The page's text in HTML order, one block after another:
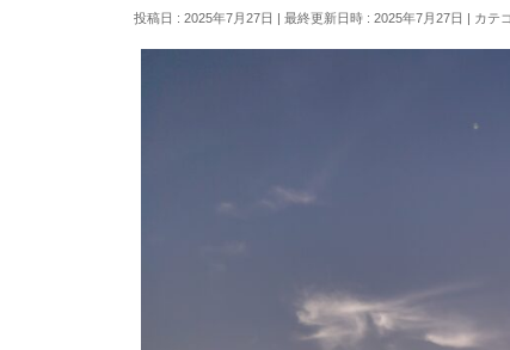
投稿日 : 2025年7月27日 最終更新日時 : 2025年7月27日 カテ